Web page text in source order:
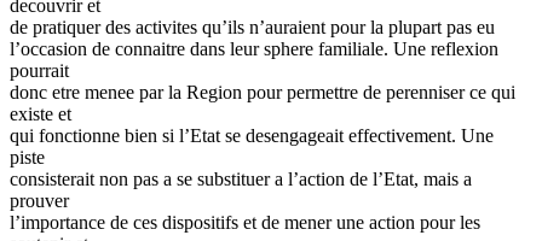
decouvrir et
de pratiquer des activites qu’ils n’auraient pour la plupart pas eu
l’occasion de connaitre dans leur sphere familiale. Une reflexion
pourrait
donc etre menee par la Region pour permettre de perenniser ce qui
existe et
qui fonctionne bien si l’Etat se desengageait effectivement. Une
piste
consisterait non pas a se substituer a l’action de l’Etat, mais a
prouver
l’importance de ces dispositifs et de mener une action pour les